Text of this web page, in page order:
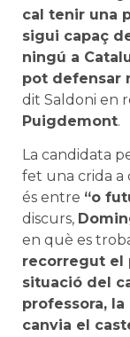
cal tenir una
sigui capaç
ningú a
pot defensar
dit Saldoni en
Puigdemont.
La candidata
fet una crida a
és entre “o
discurs,
en què es
recorregut el
situació del
professora,
canvia el